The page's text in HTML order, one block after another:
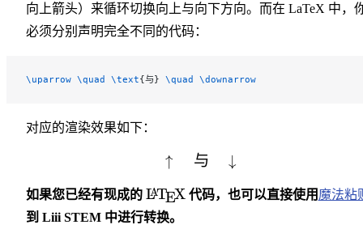
向上箭头）来循环切换向上与向下方向。而在 LaTeX 中，
必须分别声明完全不同的代码：
\uparrow \quad \text{与} \quad \downarrow
对应的渲染效果如下：
\uparrow \quad \text{
↑ 与 ↓
如果您已经有现成的 \LaTeX
LATEX 代码，也可以直接使用 魔法粘
到 Liii STEM 中进行转换。